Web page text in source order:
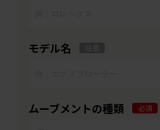
モデル名
ムーブメントの種類 必須